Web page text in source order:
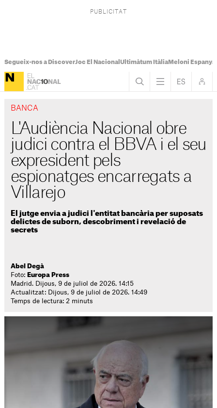
Segueix-nos a DiscoverJoc El Nacional Ultimàtum ItàliaMeloni Espanya
BANCA
L'Audiència Nacional obre
judici contra el BBVA i el seu
expresident pels
espionatges encarregats a
Villarejo
El jutge envia a judici l'entitat bancària per suposats
delictes de suborn, descobriment i revelació de
secrets
Abel Degà
Foto: Europa Press
Madrid. Dijous, 9 de juliol de 2026. 14:15
Actualitzat: Dijous, 9 de juliol de 2026. 14:49
Temps de lectura: 2 minuts